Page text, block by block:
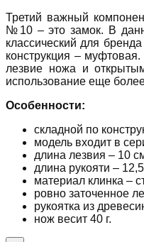
Третий важный
№10 – это замок. В
классический для
конструкция –
лезвие ножа и
использование еще
Особенности:
складной по
модель входит в
длина лезвия – 10
длина рукояти –
материал клинка –
ровно заточенное
рукоятка из
нож весит 40 г.